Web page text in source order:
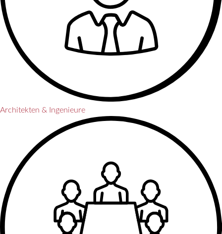
Architekten & Ingenieure